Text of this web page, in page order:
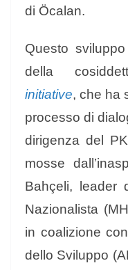
di Öcalan.
Questo
della
initiative, che ha
processo di
dirigenza del
mosse
Bahçeli, leader
Nazionalista
in coalizione
dello Sviluppo